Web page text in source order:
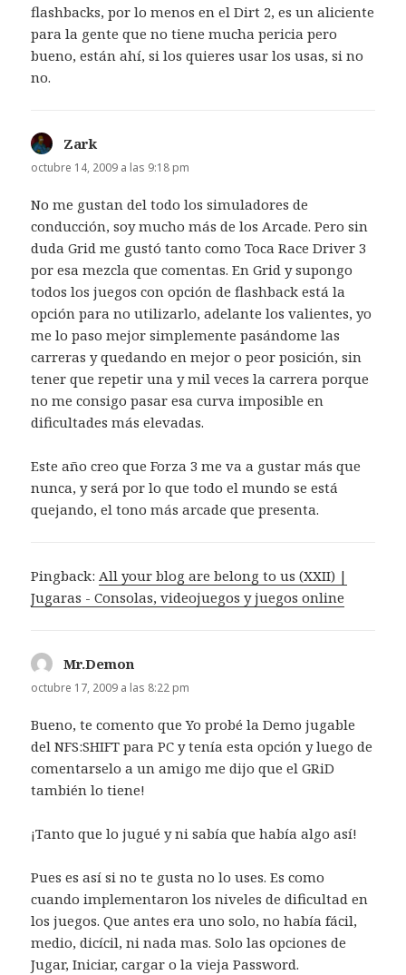
flashbacks, por lo menos en el Dirt 2, es un aliciente
para la gente que no tiene mucha pericia pero
bueno, están ahí, si los quieres usar los usas, si no
no.
Zark
octubre 14, 2009 a las 9:18 pm
No me gustan del todo los simuladores de
conducción, soy mucho más de los Arcade. Pero sin
duda Grid me gustó tanto como Toca Race Driver 3
por esa mezcla que comentas. En Grid y supongo
todos los juegos con opción de flashback está la
opción para no utilizarlo, adelante los valientes, yo
me lo paso mejor simplemente pasándome las
carreras y quedando en mejor o peor posición, sin
tener que repetir una y mil veces la carrera porque
no me consigo pasar esa curva imposible en
dificultades más elevadas.
Este año creo que Forza 3 me va a gustar más que
nunca, y será por lo que todo el mundo se está
quejando, el tono más arcade que presenta.
Pingback: All your blog are belong to us (XXII) |
Jugaras - Consolas, videojuegos y juegos online
Mr.Demon
octubre 17, 2009 a las 8:22 pm
Bueno, te comento que Yo probé la Demo jugable
del NFS:SHIFT para PC y tenía esta opción y luego de
comentarselo a un amigo me dijo que el GRiD
también lo tiene!
¡Tanto que lo jugué y ni sabía que había algo así!
Pues es así si no te gusta no lo uses. Es como
cuando implementaron los niveles de dificultad en
los juegos. Que antes era uno solo, no había fácil,
medio, dicícil, ni nada mas. Solo las opciones de
Jugar, Iniciar, cargar o la vieja Password.